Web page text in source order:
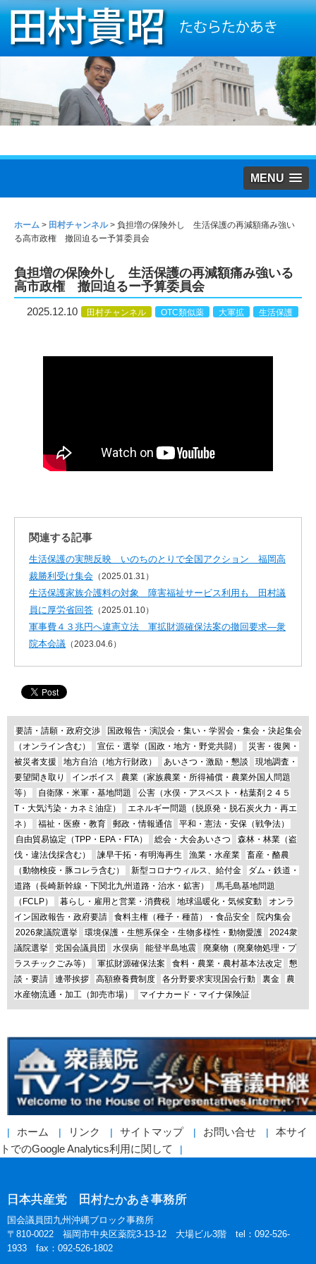
MENU
ホーム > 田村チャンネル> 負担増の保険外し 生活保護の再減額痛み強い
る高市政権 撤回迫るー予算委員会
負担増の保険外し 生活保護の再減額痛み強いる
高市政権 撤回迫るー予算委員会
2025.12.10 田村チャンネル OTC類似薬 大軍拡 生活保護
関連する記事
生活保護の実態反映 いのちのとりで全国アクション 福岡高
裁勝利受け集会 （2025.01.31）
生活保護家族介護料の対象 障害福祉サービス利用も 田村議
員に厚労省回答 （2025.01.10）
軍事費４３兆円へ違憲立法 軍拡財源確保法案の撤回要求—衆
院本会議 （2023.04.6）
要請・請願・政府交渉
国政報告・演説会・集い・学習会・集会・決起集会
（オンライン含む）
宣伝・選挙（国政・地方・野党共闘）
災害・復興・
被災者支援
地方自治（地方行財政） あいさつ・激励・懇談
現地調査・
要望聞き取り
インボイス
農業（家族農業・所得補償・農業外国人問題
等）
自衛隊・米軍・基地問題
公害（水俣・アスベスト・枯葉剤２４５
T・大気汚染・カネミ油症）
エネルギー問題（脱原発・脱石炭火力・再エ
ネ）
福祉・医療・教育 郵政・情報通信
平和・憲法・安保（戦争法）
自由貿易協定（TPP・EPA・FTA）
総会・大会あいさつ
森林・林業（盗
伐・違法伐採含む）
諫早干拓・有明海再生 漁業・水産業
畜産・酪農
（動物検疫・豚コレラ含む）
新型コロナウィルス、給付金
ダム・鉄道・
道路（長崎新幹線・下関北九州道路・治水・鉱害）
馬毛島基地問題
（FCLP）
暮らし・雇用と営業・消費税 地球温暖化・気候変動
オンラ
イン国政報告・政府要請
食料主権（種子・種苗）・食品安全
院内集会
2026衆議院選挙
環境保護・生態系保全・生物多様性・動物愛護
2024衆
議院選挙
党国会議員団 水俣病 能登半島地震
廃棄物（廃棄物処理・プ
ラスチックごみ等）
軍拡財源確保法案 食料・農業・農村基本法改定
懇
談・要請
連帯挨拶 高額療養費制度 各分野要求実現国会行動 裏金
農
水産物流通・加工（卸売市場）
マイナカード・マイナ保険証
ホーム リンク サイトマップ お問い合せ
本サイ
トでのGoogle Analytics利用に関して
日本共産党 田村たかあき事務所
国会議員団九州沖縄ブロック事務所
〒810-0022 福岡市中央区薬院3-13-12 大場ビル3階 tel：092-526-
1933 fax：092-526-1802